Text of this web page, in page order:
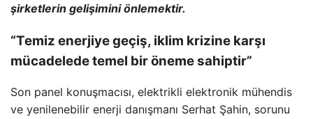
şirketlerin gelişimini önlemektir.
“Temiz enerjiye geçiş, iklim krizine karşı
mücadelede temel bir öneme sahiptir”
Son panel konuşmacısı, elektrikli elektronik mühendis
ve yenilenebilir enerji danışmanı Serhat Şahin, sorunu